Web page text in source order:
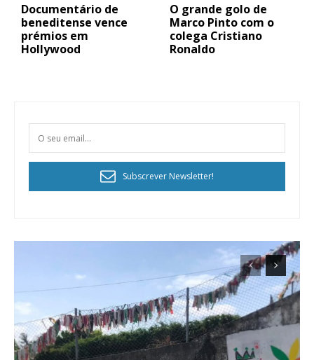
Documentário de
beneditense vence
prémios em
Hollywood
O grande golo de
Marco Pinto com o
colega Cristiano
Ronaldo
Subscrever Newsletter!